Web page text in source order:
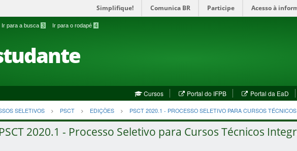
Simplifique! Comunica BR Participe Acesso à
Ir para a busca 3 Ir para o rodapé 4
Cursos Portal do IFPB(abre
em
nova
janela)
Portal da EaD
em
SELETIVOS PSCT EDIÇÕES PSCT 2020.1 - PROCESSO SELETIVO PARA CURSOS
PSCT 2020.1 - Processo Seletivo para Cursos Técnicos